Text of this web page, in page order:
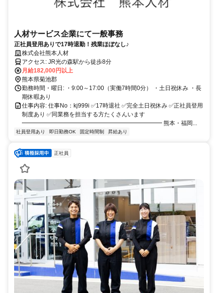
人材サービス企業にて一般事務
正社員登用ありで17時退勤！残業ほぼなし♪
株式会社熊本人材
アクセス: JR光の森駅から徒歩8分
月給182,000円以上
熊本県菊池郡
勤務時間・曜日: ・9:00～17:00（実働7時間0分） ・土日祝休み ・長
期休暇あり
仕事内容: 仕事No：kj999i ✅17時退社 ✅完全土日祝休み ✅正社員登用
制度あり ✅同業務を担当する方たくさんいます
━━━━━━━━━━━━━━━━━━━━━━━━ 熊本・福岡...
社員登用あり 即日勤務OK 固定時間制 昇給あり
正社員